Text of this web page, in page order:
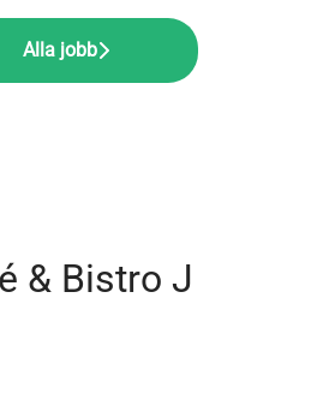
Alla jobb
& Bistro J